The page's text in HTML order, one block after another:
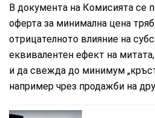
В документа на Комисията се
оферта за минимална цена
отрицателното влияние на
еквивалентен ефект на
и да свежда до минимум
например чрез продажби на